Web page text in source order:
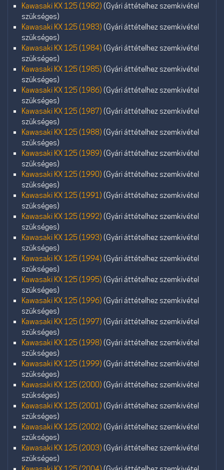
Kawasaki KX 125 (1982) (Gyári áttételhez szemkivétel
szükséges)
Kawasaki KX 125 (1983) (Gyári áttételhez szemkivétel
szükséges)
Kawasaki KX 125 (1984) (Gyári áttételhez szemkivétel
szükséges)
Kawasaki KX 125 (1985) (Gyári áttételhez szemkivétel
szükséges)
Kawasaki KX 125 (1986) (Gyári áttételhez szemkivétel
szükséges)
Kawasaki KX 125 (1987) (Gyári áttételhez szemkivétel
szükséges)
Kawasaki KX 125 (1988) (Gyári áttételhez szemkivétel
szükséges)
Kawasaki KX 125 (1989) (Gyári áttételhez szemkivétel
szükséges)
Kawasaki KX 125 (1990) (Gyári áttételhez szemkivétel
szükséges)
Kawasaki KX 125 (1991) (Gyári áttételhez szemkivétel
szükséges)
Kawasaki KX 125 (1992) (Gyári áttételhez szemkivétel
szükséges)
Kawasaki KX 125 (1993) (Gyári áttételhez szemkivétel
szükséges)
Kawasaki KX 125 (1994) (Gyári áttételhez szemkivétel
szükséges)
Kawasaki KX 125 (1995) (Gyári áttételhez szemkivétel
szükséges)
Kawasaki KX 125 (1996) (Gyári áttételhez szemkivétel
szükséges)
Kawasaki KX 125 (1997) (Gyári áttételhez szemkivétel
szükséges)
Kawasaki KX 125 (1998) (Gyári áttételhez szemkivétel
szükséges)
Kawasaki KX 125 (1999) (Gyári áttételhez szemkivétel
szükséges)
Kawasaki KX 125 (2000) (Gyári áttételhez szemkivétel
szükséges)
Kawasaki KX 125 (2001) (Gyári áttételhez szemkivétel
szükséges)
Kawasaki KX 125 (2002) (Gyári áttételhez szemkivétel
szükséges)
Kawasaki KX 125 (2003) (Gyári áttételhez szemkivétel
szükséges)